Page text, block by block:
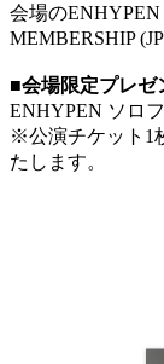
会場の
MEMBERSHIP
■会場限定プレゼ
ENHYPEN ソロ
※公演チケット1
たします。